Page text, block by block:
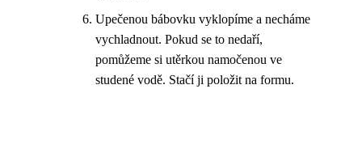
Upečenou bábovku vyklopíme a necháme
vychladnout. Pokud se to nedaří,
pomůžeme si utěrkou namočenou ve
studené vodě. Stačí ji položit na formu.